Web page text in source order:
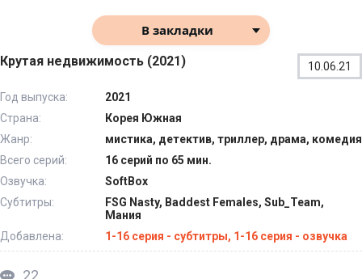
В закладки
Крутая недвижимость (2021) 10.06.21
Год выпуска:
2021
Страна:
Корея Южная
Жанр:
мистика, детектив, триллер, драма, комедия
Всего серий:
16 серий по 65 мин.
Озвучка:
SoftBox
Субтитры:
FSG Nasty, Baddest Females, Sub_Team,
Мания
Добавлена:
1-16 серия - субтитры, 1-16 серия - озвучка